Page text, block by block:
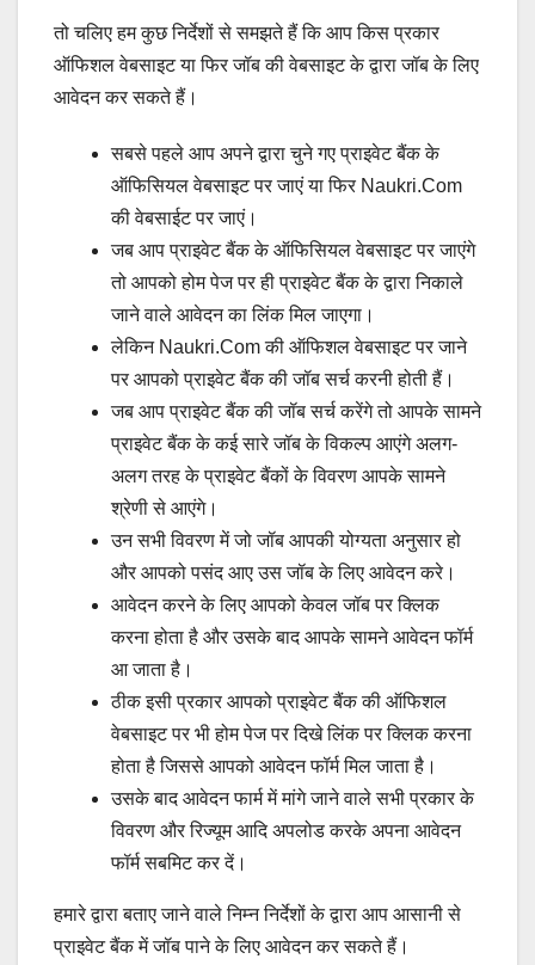
तो चलिए हम कुछ निर्देशों से समझते हैं कि आप किस प्रकार
ऑफिशल वेबसाइट या फिर जॉब की वेबसाइट के द्वारा जॉब के लिए
आवेदन कर सकते हैं।
सबसे पहले आप अपने द्वारा चुने गए प्राइवेट बैंक के
ऑफिसियल वेबसाइट पर जाएं या फिर Naukri.com
की वेबसाईट पर जाएं।
जब आप प्राइवेट बैंक के ऑफिसियल वेबसाइट पर जाएंगे
तो आपको होम पेज पर ही प्राइवेट बैंक के द्वारा निकाले
जाने वाले आवेदन का लिंक मिल जाएगा।
लेकिन Naukri.com की ऑफिशल वेबसाइट पर जाने
पर आपको प्राइवेट बैंक की जॉब सर्च करनी होती हैं।
जब आप प्राइवेट बैंक की जॉब सर्च करेंगे तो आपके सामने
प्राइवेट बैंक के कई सारे जॉब के विकल्प आएंगे अलग-
अलग तरह के प्राइवेट बैंकों के विवरण आपके सामने
श्रेणी से आएंगे।
उन सभी विवरण में जो जॉब आपकी योग्यता अनुसार हो
और आपको पसंद आए उस जॉब के लिए आवेदन करे।
आवेदन करने के लिए आपको केवल जॉब पर क्लिक
करना होता है और उसके बाद आपके सामने आवेदन फॉर्म
आ जाता है।
ठीक इसी प्रकार आपको प्राइवेट बैंक की ऑफिशल
वेबसाइट पर भी होम पेज पर दिखे लिंक पर क्लिक करना
होता है जिससे आपको आवेदन फॉर्म मिल जाता है।
उसके बाद आवेदन फार्म में मांगे जाने वाले सभी प्रकार के
विवरण और रिज्यूम आदि अपलोड करके अपना आवेदन
फॉर्म सबमिट कर दें।
हमारे द्वारा बताए जाने वाले निम्न निर्देशों के द्वारा आप आसानी से
प्राइवेट बैंक में जॉब पाने के लिए आवेदन कर सकते हैं।